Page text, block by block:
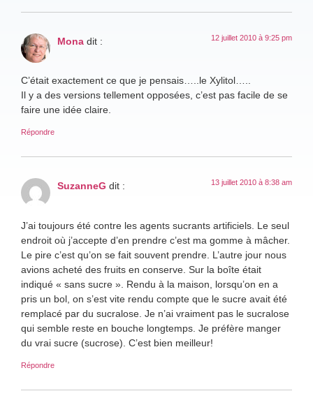
Mona dit : 12 juillet 2010 à 9:25 pm
C’était exactement ce que je pensais…..le Xylitol…..
Il y a des versions tellement opposées, c’est pas facile de se
faire une idée claire.
Répondre
SuzanneG dit : 13 juillet 2010 à 8:38 am
J’ai toujours été contre les agents sucrants artificiels. Le seul
endroit où j’accepte d’en prendre c’est ma gomme à mâcher.
Le pire c’est qu’on se fait souvent prendre. L’autre jour nous
avions acheté des fruits en conserve. Sur la boîte était
indiqué « sans sucre ». Rendu à la maison, lorsqu’on en a
pris un bol, on s’est vite rendu compte que le sucre avait été
remplacé par du sucralose. Je n’ai vraiment pas le sucralose
qui semble reste en bouche longtemps. Je préfère manger
du vrai sucre (sucrose). C’est bien meilleur!
Répondre